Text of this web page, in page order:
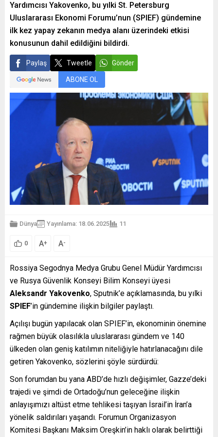
Yardımcısı Yakovenko, bu yılki St. Petersburg
Uluslararası Ekonomi Forumu’nun (SPIEF) gündemine
ilk kez yapay zekanın medya alanı üzerindeki etkisi
konusunun dahil edildiğini bildirdi.
Paylaş Tweetle Gönder
ABONE OL
Dünya Yayınlama: 18.06.2025 11
0 A+ A-
Rossiya Segodnya Medya Grubu Genel Müdür Yardımcısı
ve Rusya Güvenlik Konseyi Bilim Konseyi üyesi
Aleksandr Yakovenko, Sputnik’e açıklamasında, bu yılki
SPIEF’in gündemine ilişkin bilgiler paylaştı.
Açılışı bugün yapılacak olan SPIEF’in, ekonominin önemine
rağmen büyük olasılıkla uluslararası gündem ve 140
ülkeden olan geniş katılımın niteliğiyle hatırlanacağını dile
getiren Yakovenko, sözlerini şöyle sürdürdü:
Son forumdan bu yana ABD’de hızlı değişimler, Gazze’deki
trajedi ve şimdi de Ortadoğu’nun geleceğine ilişkin
anlayışımızı altüst etme tehlikesi taşıyan İsrail’in İran’a
yönelik saldırıları yaşandı. Forumun Organizasyon
Komitesi Başkanı Maksim Oreşkin’in haklı olarak belirttiği